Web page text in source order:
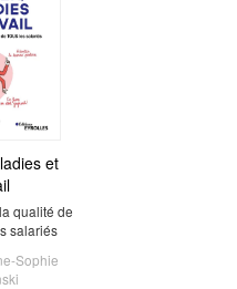
et
qualité de
salariés
Sophie